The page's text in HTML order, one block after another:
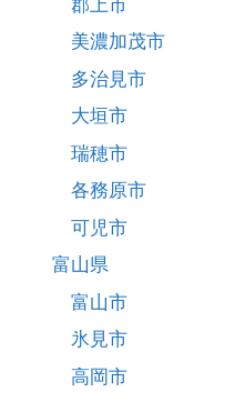
美濃加茂市
多治見市
大垣市
瑞穂市
各務原市
可児市
富山県
富山市
氷見市
高岡市